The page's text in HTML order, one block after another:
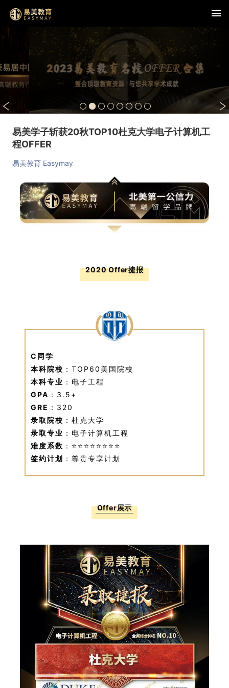
易美学子斩获20秋TOP10杜克大学电子计算机工
程OFFER
易美教育 Easymay
2020 Offer捷报
C同学
本科院校 ：TOP60美国院校
本科专业 ：电子工程
GPA ：3.5+
GRE ：320
录取院校 ：杜克大学
录取专业 ：电子计算机工程
难度系数 ：⭐⭐⭐⭐⭐⭐⭐⭐
签约计划 ：尊贵专享计划
Offer展示